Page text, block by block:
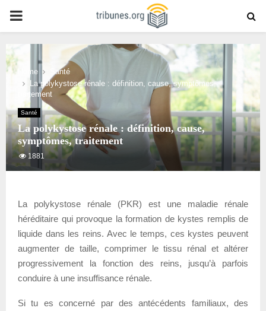
PRIMARY
MENU
Home
Santé
La polykystose rénale : définition, cause, symptômes,
traitement
Santé
La polykystose rénale : définition, cause,
symptômes, traitement
1881
La polykystose rénale (PKR) est une maladie rénale
héréditaire qui provoque la formation de kystes remplis de
liquide dans les reins. Avec le temps, ces kystes peuvent
augmenter de taille, comprimer le tissu rénal et altérer
progressivement la fonction des reins, jusqu’à parfois
conduire à une insuffisance rénale.
Si tu es concerné par des antécédents familiaux, des